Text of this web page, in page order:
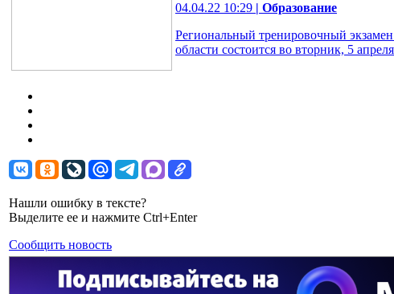
04.04.22 10:29 | Образование
Региональный тренировочный
области состоится во вторник, 5
Нашли ошибку в тексте?
Выделите ее и нажмите Ctrl+Enter
Сообщить новость